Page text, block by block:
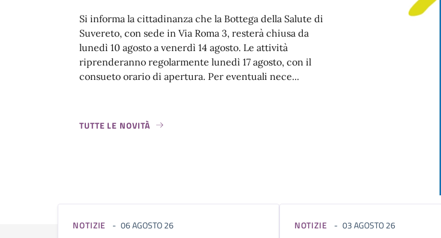
Si informa la cittadinanza che la Bottega della Salute di
Suvereto, con sede in Via Roma 3, resterà chiusa da
lunedì 10 agosto a venerdì 14 agosto. Le attività
riprenderanno regolarmente lunedì 17 agosto, con il
consueto orario di apertura. Per eventuali nece...
TUTTE LE NOVITÀ
NOTIZIE 06 AGOSTO 26 NOTIZIE 03 AGOSTO 26